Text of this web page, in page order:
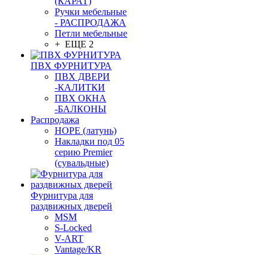
Ручки мебельные
- РАСПРОДАЖА
Петли мебельные
+ ЕЩЕ 2
ПВХ ФУРНИТУРА
ПВХ ДВЕРИ
-КАЛИТКИ
ПВХ ОКНА
-БАЛКОНЫ
Распродажа
HOPE (латунь)
Накладки под 05
серию Premier
(сувальдные)
Фурнитура для
раздвижных дверей
MSM
S-Locked
V-ART
Vantage/KR